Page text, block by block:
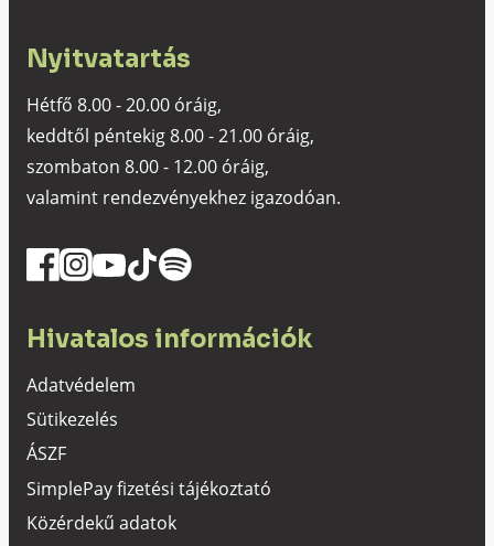
Nyitvatartás
Hétfő 8.00 - 20.00 óráig,
keddtől péntekig 8.00 - 21.00 óráig,
szombaton 8.00 - 12.00 óráig,
valamint rendezvényekhez igazodóan.
Hivatalos információk
Adatvédelem
Sütikezelés
ÁSZF
SimplePay fizetési tájékoztató
Közérdekű adatok